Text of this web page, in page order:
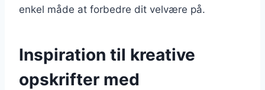
enkel måde at forbedre dit velvære på.
Inspiration til kreative
opskrifter med